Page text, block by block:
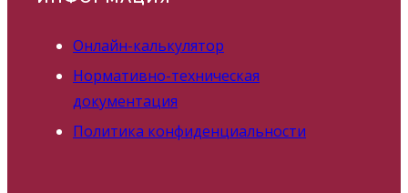
Онлайн-калькулятор
Нормативно-техническая
документация
Политика конфиденциальности